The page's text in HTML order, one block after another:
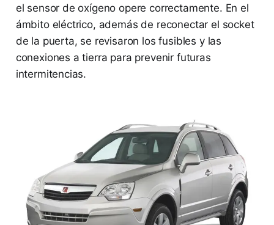
el sensor de oxígeno opere correctamente. En el
ámbito eléctrico, además de reconectar el socket
de la puerta, se revisaron los fusibles y las
conexiones a tierra para prevenir futuras
intermitencias.